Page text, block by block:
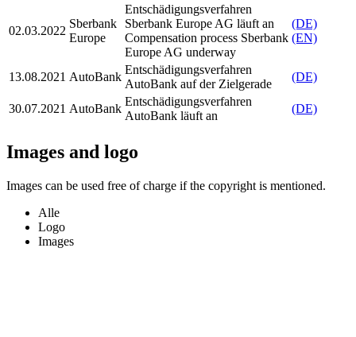
02.03.2022
Sberbank
Europe
Entschädigungsverfahren
Sberbank Europe AG läuft an
Compensation process Sberbank
Europe AG underway
(DE)
(EN)
13.08.2021 AutoBank
Entschädigungsverfahren
AutoBank auf der Zielgerade
(DE)
30.07.2021 AutoBank
Entschädigungsverfahren
AutoBank läuft an
(DE)
Images and logo
Images can be used free of charge if the copyright is mentioned.
Alle
Logo
Images